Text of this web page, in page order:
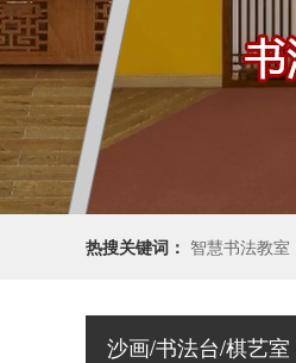
热搜关键词： 智慧书法教室
沙画/书法台/棋艺室